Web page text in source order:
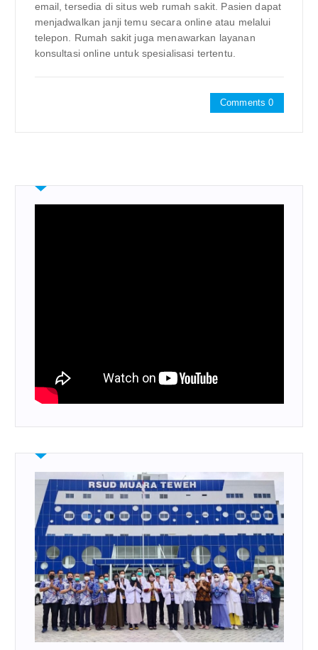
email, tersedia di situs web rumah sakit. Pasien dapat
menjadwalkan janji temu secara online atau melalui
telepon. Rumah sakit juga menawarkan layanan
konsultasi online untuk spesialisasi tertentu.
Comments 0